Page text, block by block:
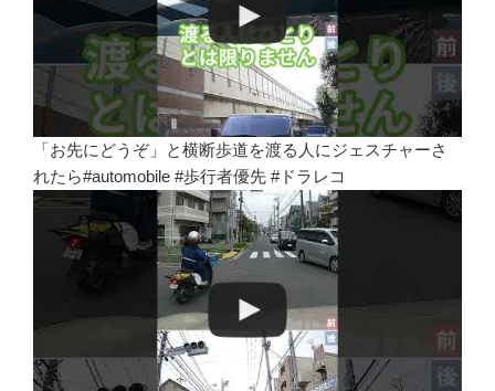
「お先にどうぞ」と横断歩道を渡る人にジェスチャーさ
れたら#automobile #歩行者優先 #ドラレコ